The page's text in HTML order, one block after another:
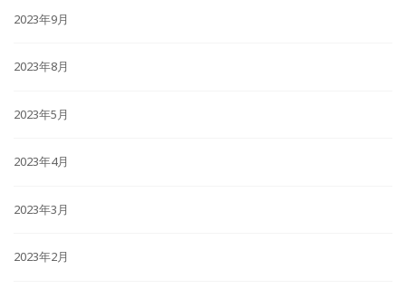
2023年9月
2023年8月
2023年5月
2023年4月
2023年3月
2023年2月